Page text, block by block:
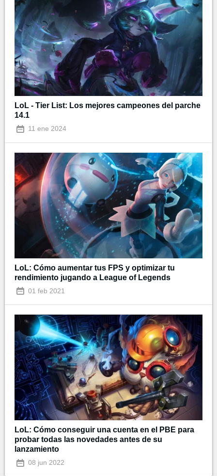
LoL - Tier List: Los mejores campeones del parche
14.1
11 ene 2024
LoL: Cómo aumentar tus FPS y optimizar tu
rendimiento jugando a League of Legends
01 feb 2021
LoL: Cómo conseguir una cuenta en el PBE para
probar todas las novedades antes de su
lanzamiento
08 jun 2022